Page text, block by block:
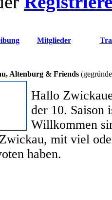
Mitglieder
Altenburg & Friends
Hallo
der 10. Saison
Willkommen
mit viel
haben.